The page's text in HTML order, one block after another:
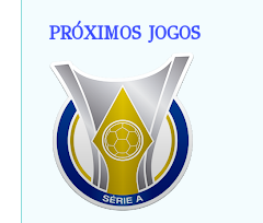
PRÓXIMOS JOGOS